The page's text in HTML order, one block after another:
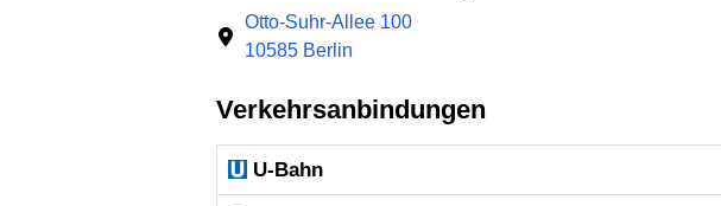
Otto-Suhr-Allee 100
10585 Berlin
Verkehrsanbindungen
U-Bahn